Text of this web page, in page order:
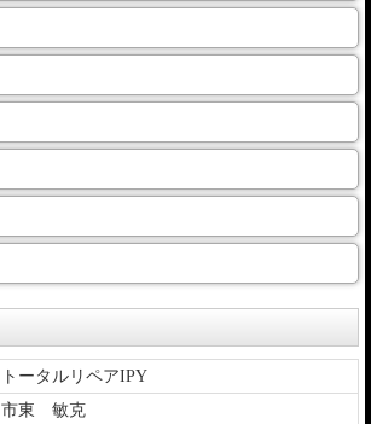
トータルリペアIPY
市東 敏克